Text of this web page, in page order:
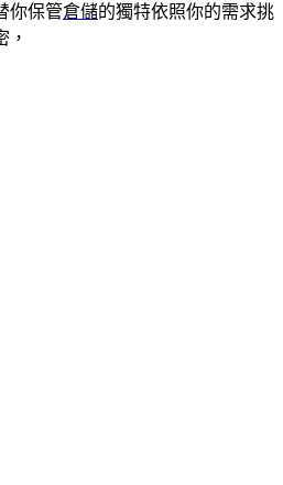
你保管倉儲的獨特依照你的需求挑
，